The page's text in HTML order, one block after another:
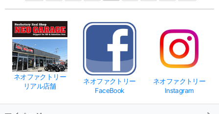
ネオファクトリー
リアル店舗
ネオファクトリー
FaceBook
ネオファクトリー
Instagram